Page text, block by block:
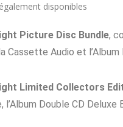
disponibles
Picture Disc Bundle,
Cassette Audio et l’Album
Limited Collectors
l’Album Double CD